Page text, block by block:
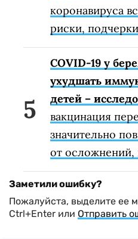
коронавируса
риски,
COVID-19 у
ухудшать
детей –
вакцинация
значительно
от осложнений,
Заметили ошибку?
Пожалуйста, выделите ее
Ctrl+Enter или Отправить